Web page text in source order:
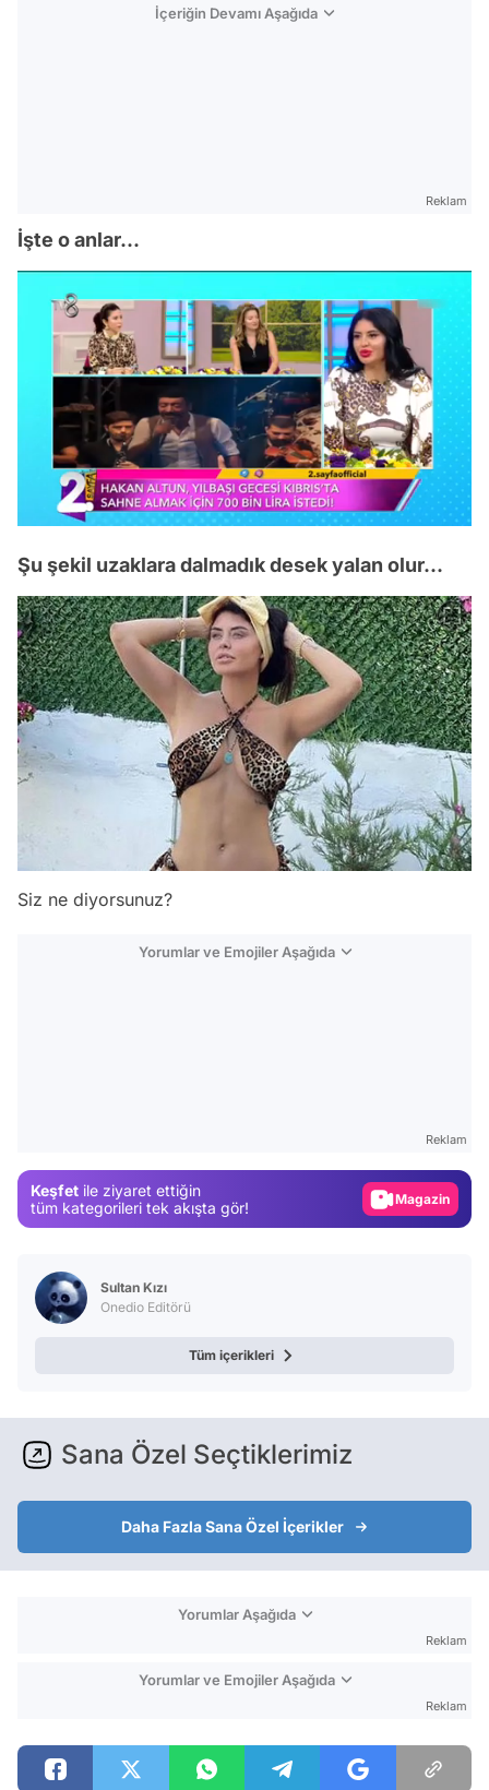
İçeriğin Devamı Aşağıda
Reklam
İşte o anlar...
/
Şu şekil uzaklara dalmadık desek yalan olur...
Siz ne diyorsunuz?
Yorumlar ve Emojiler Aşağıda
Reklam
Keşfet ile ziyaret ettiğin
tüm kategorileri tek akışta gör!
Gündem
Magazin
Video
Sultan Kızı
Onedio Editörü
Tüm içerikleri
Sana Özel Seçtiklerimiz
Daha Fazla Sana Özel İçerikler
Yorumlar Aşağıda
Reklam
Yorumlar ve Emojiler Aşağıda
Reklam